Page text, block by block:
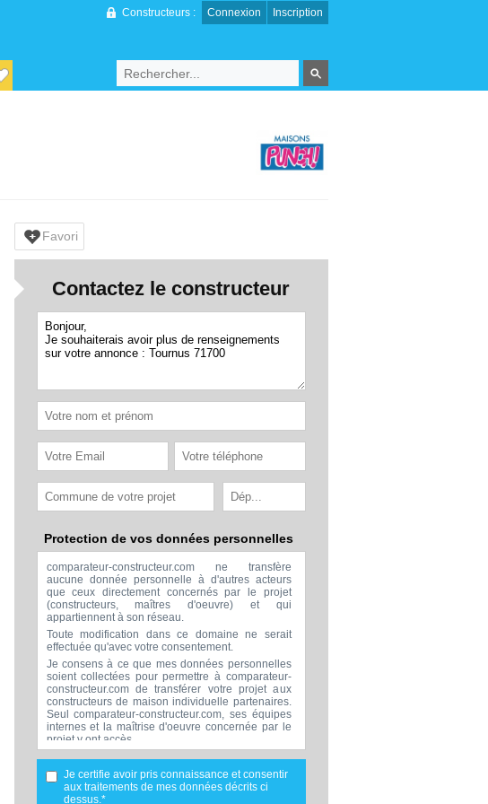
Constructeurs : Connexion Inscription
Favori
Contactez le constructeur
Protection de vos données personnelles
comparateur-constructeur.com ne transfère
aucune donnée personnelle à d'autres acteurs
que ceux directement concernés par le projet
(constructeurs, maîtres d'oeuvre) et qui
appartiennent à son réseau.
Toute modification dans ce domaine ne serait
effectuée qu'avec votre consentement.
Je consens à ce que mes données personnelles
soient collectées pour permettre à comparateur-
constructeur.com de transférer votre projet aux
constructeurs de maison individuelle partenaires.
Seul comparateur-constructeur.com, ses équipes
internes et la maîtrise d'oeuvre concernée par le
projet y ont accès.
Aucune transmission de données à des tiers à
l'exclusion de ceux décrits ci dessus n'est
réalisée.
Mes données téléphoniques seront uniquement
Je certifie avoir pris connaissance et consentir
aux traitements de mes données décrits ci
dessus.*